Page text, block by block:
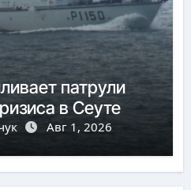
патрули
в Сеуте
Авг 1, 2026